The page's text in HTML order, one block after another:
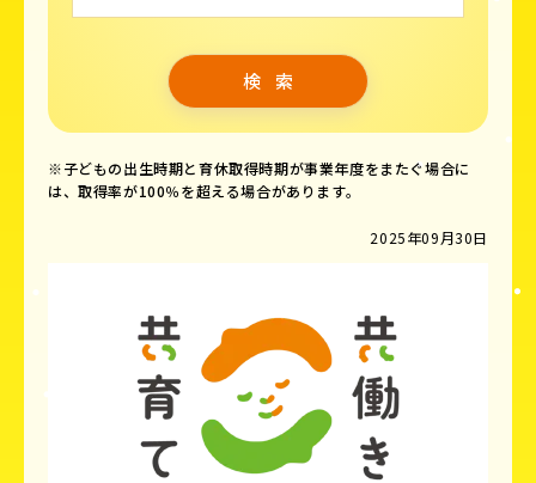
※子どもの出生時期と育休取得時期が事業年度をまたぐ場合に
は、取得率が100％を超える場合があります。
2025年09月30日